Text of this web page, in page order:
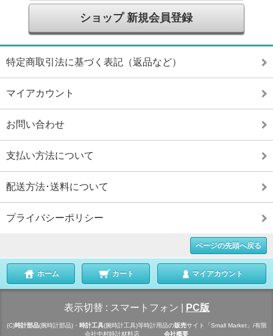
ショップ 新規会員登録
特定商取引法に基づく表記（返品など）
マイアカウント
お問い合わせ
支払い方法について
配送方法･送料について
プライバシーポリシー
ページの先頭へ戻る
ホーム カート マイアカウント
表示切替 : スマートフォン PC版
(C)時計部品(腕時計部品)・ 時計工具(腕時計工具)等時計用品の販売サイト「Small Market」/有限
会社中村時計材料店 会社概要